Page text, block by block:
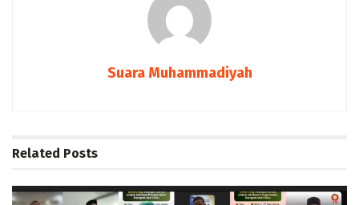
Suara Muhammadiyah
Related Posts